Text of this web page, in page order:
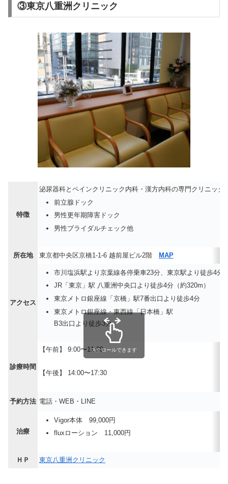
③東京八重洲クリニック
特徴
泌尿器科とペインクリニック内科・漢方内科の専門クリニック
前立腺ドック
男性更年期障害ドック
男性ブライダルチェック他
所在地 東京都中央区京橋1-1-6 越前屋ビル2階 MAP
アクセス
市川塩浜駅より京葉線各停乗車23分、東京駅より徒歩4分
JR「東京」駅 八重洲中央口より徒歩4分（約320m）
東京メトロ銀座線「京橋」駅7番出口より徒歩4分
東京メトロ銀座線・東西線「日本橋」駅
B3出口より徒歩3分
診療時間
【午前】 9:00〜11:30
【午後】 14:00〜17:30
予約方法 電話・WEB・LINE
治療
Vigor本体 99,000円
fluxローション 11,000円
ＨＰ 東京八重洲クリニック
スクロールできます